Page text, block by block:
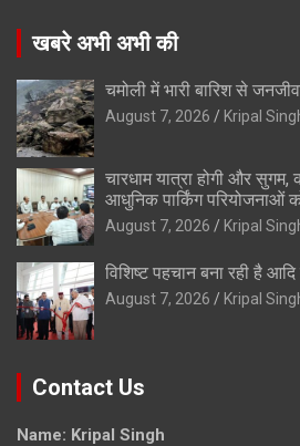
खबरे अभी अभी की
चमोली में भारी बारिश से
August 7, 2026 Kripal
चारधाम यात्रा होगी और
आधुनिक पार्किंग परियोजनाओं
August 7, 2026 Kripal
विशिष्ट पहचान बना रही है
August 7, 2026 Kripal
Contact Us
Name: Kripal Singh